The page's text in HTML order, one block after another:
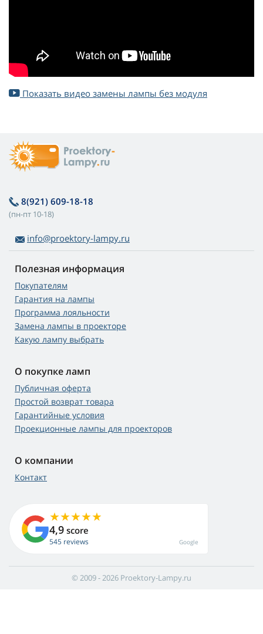
Показать видео замены лампы без модуля
8(921) 609-18-18
(пн-пт 10-18)
info@proektory-lampy.ru
Полезная информация
Покупателям
Гарантия на лампы
Программа лояльности
Замена лампы в проекторе
Какую лампу выбрать
О покупке ламп
Публичная оферта
Простой возврат товара
Гарантийные условия
Проекционные лампы для проекторов
О компании
Контакт
4,9 score
545 reviews Google
© 2009 - 2026 Proektory-Lampy.ru